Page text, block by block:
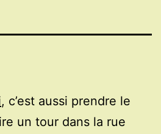
, c’est aussi prendre le
un tour dans la rue